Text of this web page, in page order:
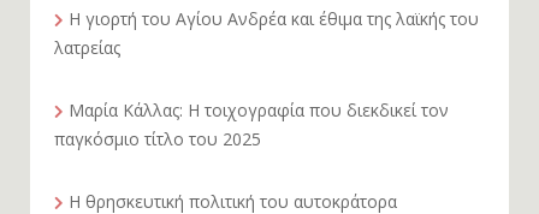
Η γιορτή του Αγίου Ανδρέα και έθιμα της λαϊκής του
λατρείας
Μαρία Κάλλας: Η τοιχογραφία που διεκδικεί τον
παγκόσμιο τίτλο του 2025
Η θρησκευτική πολιτική του αυτοκράτορα